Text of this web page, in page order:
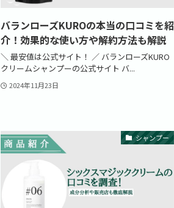
バランローズKUROの本当の口コミを紹
介！効果的な使い方や解約方法も解説
＼ 最安値は公式サイト！ ／ バランローズKURO
クリームシャンプーの公式サイト バ...
2024年11月23日
シャンプー